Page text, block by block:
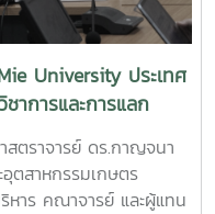
University ประเทศ
าการและการแลก
ตราจารย์ ดร.กาญจนา
ตสาหกรรมเกษตร
าร คณาจารย์ และผู้แทน